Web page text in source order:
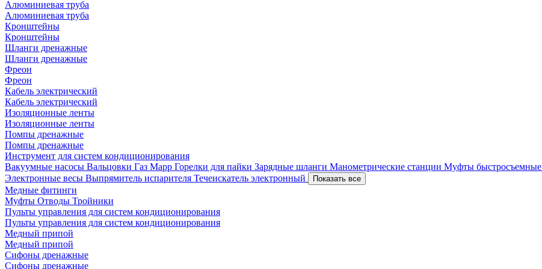
Алюминиевая труба
Алюминиевая труба
Кронштейны
Кронштейны
Шланги дренажные
Шланги дренажные
Фреон
Фреон
Кабель электрический
Кабель электрический
Изоляционные ленты
Изоляционные ленты
Помпы дренажные
Помпы дренажные
Инструмент для систем кондиционирования
Вакуумные насосы Вальцовки Газ Mapp Горелки для пайки Зарядные шланги Манометрические станции Муфты быстросъемные
Электронные весы Выпрямитель испарителя Течеискатель электронный Показать все
Медные фитинги
Муфты Отводы Тройники
Пульты управления для систем кондиционирования
Пульты управления для систем кондиционирования
Медный припой
Медный припой
Сифоны дренажные
Сифоны дренажные